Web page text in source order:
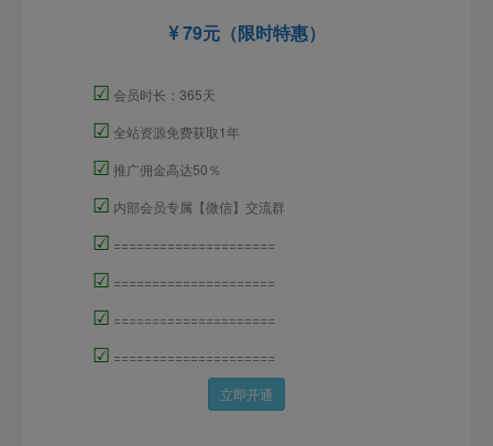
79元（限时特惠）
☑ 会员时长：365天
☑ 全站资源免费获取1年
☑ 推广佣金高达50％
☑ 内部会员专属【微信】交流群
☑ =====================
☑ =====================
☑ =====================
☑ =====================
立即开通